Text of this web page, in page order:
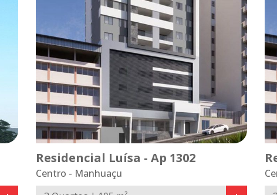
Residencial Luísa - Ap 1302
Centro - Manhuaçu